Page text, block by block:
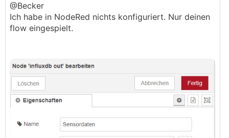
@Becker
Ich habe in NodeRed nichts konfiguriert. Nur deinen
flow eingespielt.